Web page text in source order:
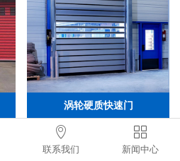
涡轮硬质快速门

联系我们

新闻中心